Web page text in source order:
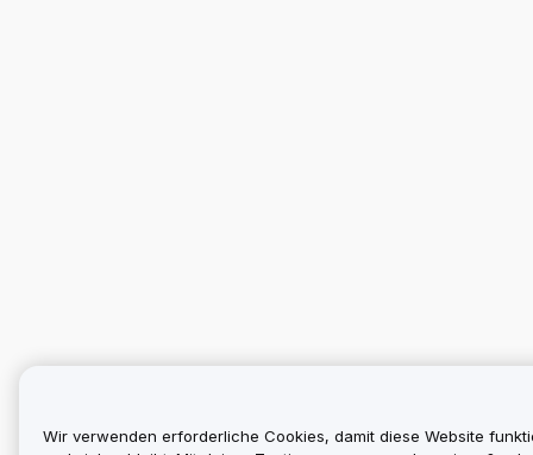
Wir verwenden erforderliche Cookies, damit diese Website